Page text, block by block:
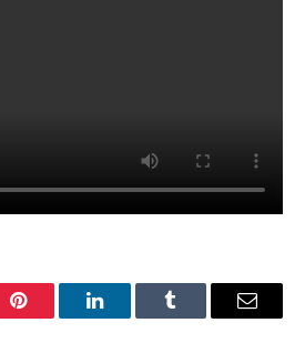
Pinterest O
Tumblr
E-